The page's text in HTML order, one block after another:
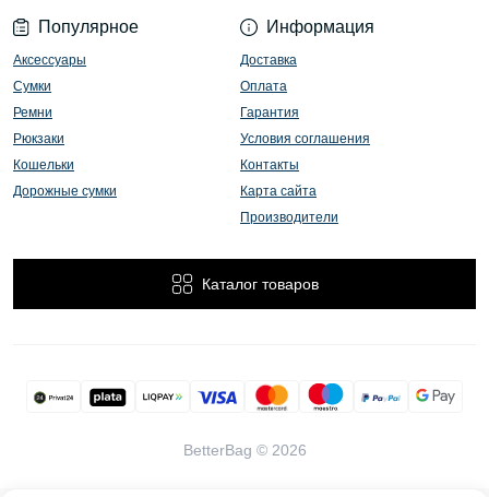
Популярное
Аксессуары
Сумки
Ремни
Рюкзаки
Кошельки
Дорожные сумки
Информация
Доставка
Оплата
Гарантия
Условия соглашения
Контакты
Карта сайта
Производители
Каталог товаров
BetterBag © 2026